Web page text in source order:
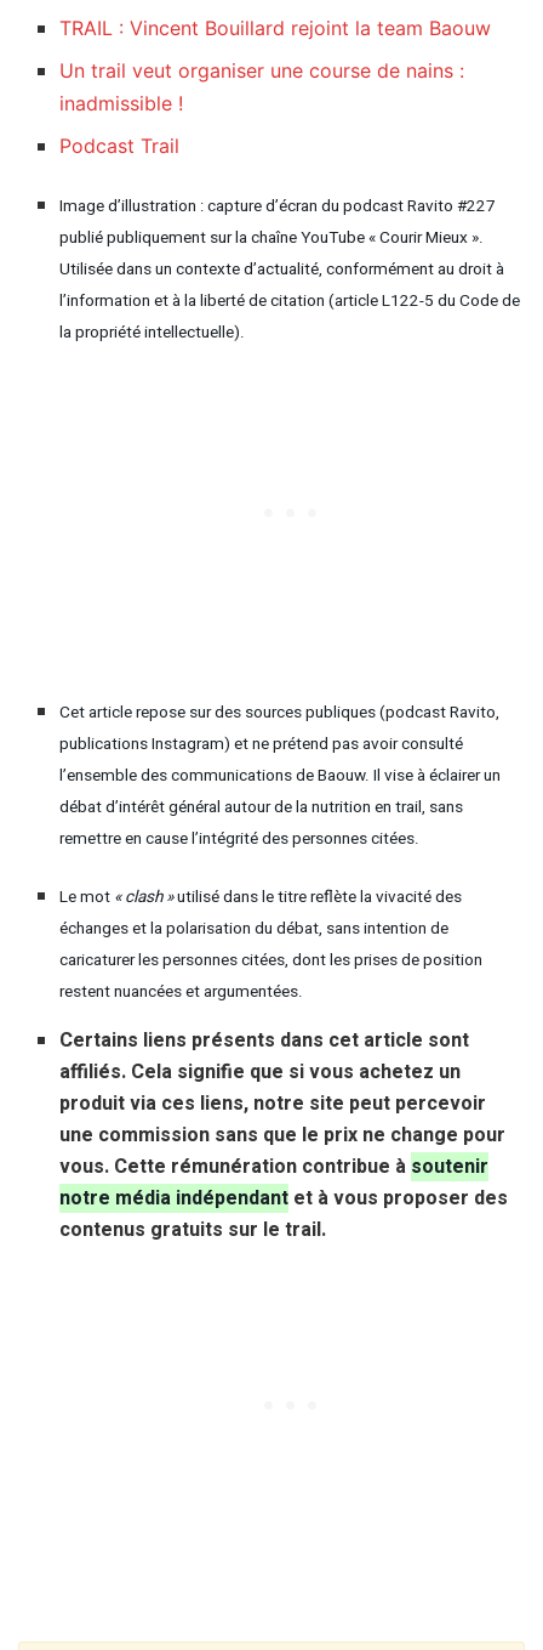
TRAIL : Vincent Bouillard rejoint la team Baouw
Un trail veut organiser une course de nains :
inadmissible !
Podcast Trail
Image d’illustration : capture d’écran du podcast Ravito #227
publié publiquement sur la chaîne YouTube « Courir Mieux ».
Utilisée dans un contexte d’actualité, conformément au droit à
l’information et à la liberté de citation (article L122-5 du Code de
la propriété intellectuelle).
Cet article repose sur des sources publiques (podcast Ravito,
publications Instagram) et ne prétend pas avoir consulté
l’ensemble des communications de Baouw. Il vise à éclairer un
débat d’intérêt général autour de la nutrition en trail, sans
remettre en cause l’intégrité des personnes citées.
Le mot « clash »utilisé dans le titre reflète la vivacité des
échanges et la polarisation du débat, sans intention de
caricaturer les personnes citées, dont les prises de position
restent nuancées et argumentées.
Certains liens présents dans cet article sont
affiliés. Cela signifie que si vous achetez un
produit via ces liens, notre site peut percevoir
une commission sans que le prix ne change pour
vous. Cette rémunération contribue à soutenir
notre média indépendant et à vous proposer des
contenus gratuits sur le trail.